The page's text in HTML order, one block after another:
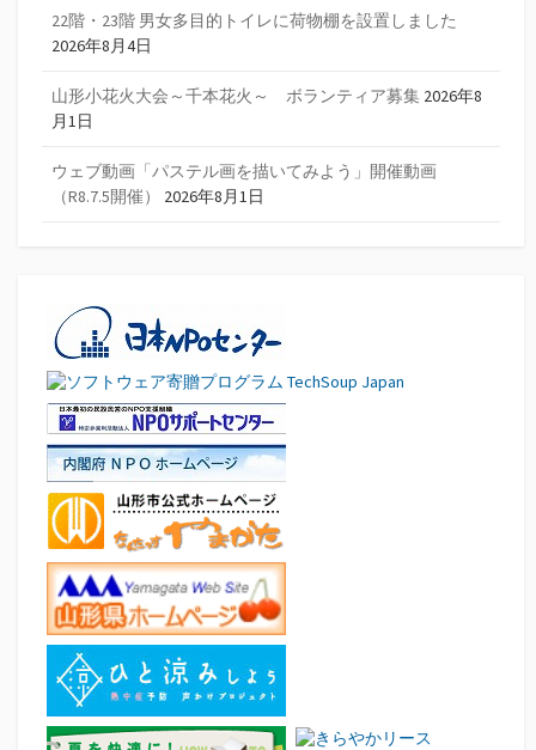
22階・23階 男女多目的トイレに荷物棚を設置しました
2026年8月4日
山形小花火大会～千本花火～ ボランティア募集 2026年8
月1日
ウェブ動画「パステル画を描いてみよう」開催動画
（R8.7.5開催）
2026年8月1日